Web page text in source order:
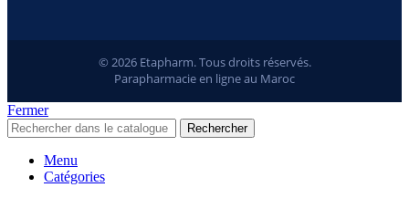
© 2026 Etapharm. Tous droits réservés.
Parapharmacie en ligne au Maroc
Fermer
Rechercher
Menu
Catégories